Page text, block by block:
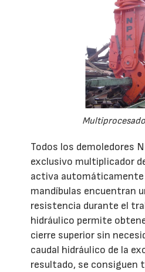
Todos los demoledores
exclusivo multiplicador
activa automáticamente
mandíbulas encuentran
resistencia durante el
hidráulico permite
cierre superior sin
caudal hidráulico de la
resultado, se consiguen